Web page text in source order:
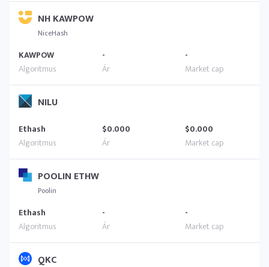
NH KAWPOW
NiceHash
KAWPOW - -
NILU
Ethash $0.000 $0.000
POOLIN ETHW
Poolin
Ethash - -
QKC